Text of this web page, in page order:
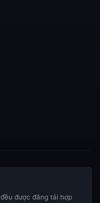
đều được đăng tải hợp